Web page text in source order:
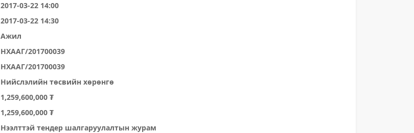
2017-03-22 14:00
2017-03-22 14:30
Ажил
НХААГ/201700039
НХААГ/201700039
Нийслэлийн төсвийн хөрөнгө
1,259,600,000 ₮
1,259,600,000 ₮
Нээлттэй тендер шалгаруулалтын журам